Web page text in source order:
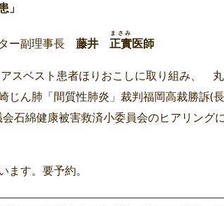
」
ー副理事長 藤井 正實
まさみ
医師
スベスト患者ほりおこしに取り組み、
じん肺「間質性肺炎」裁判福岡高裁勝訴(
石綿健康被害救済小委員会のヒアリング
す。要予約。